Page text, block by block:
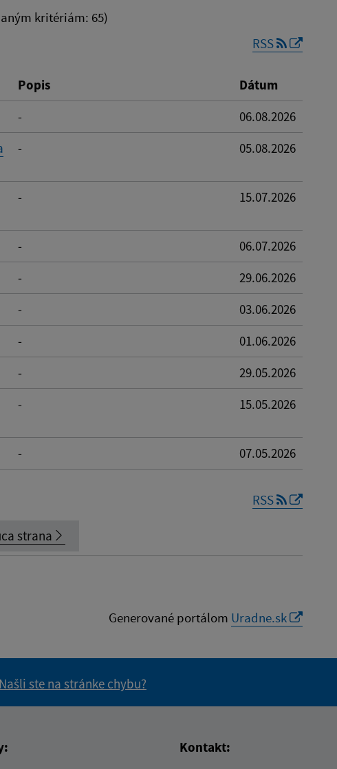
kritériám: 65)
RSS
Popis
Dátum
-
06.08.2026
- 05.08.2026
- 15.07.2026
-
06.07.2026
-
29.06.2026
-
03.06.2026
-
01.06.2026
-
29.05.2026
- 15.05.2026
- 07.05.2026
RSS
strana
Generované portálom Uradne.sk
Našli ste na stránke chybu?
Kontakt: